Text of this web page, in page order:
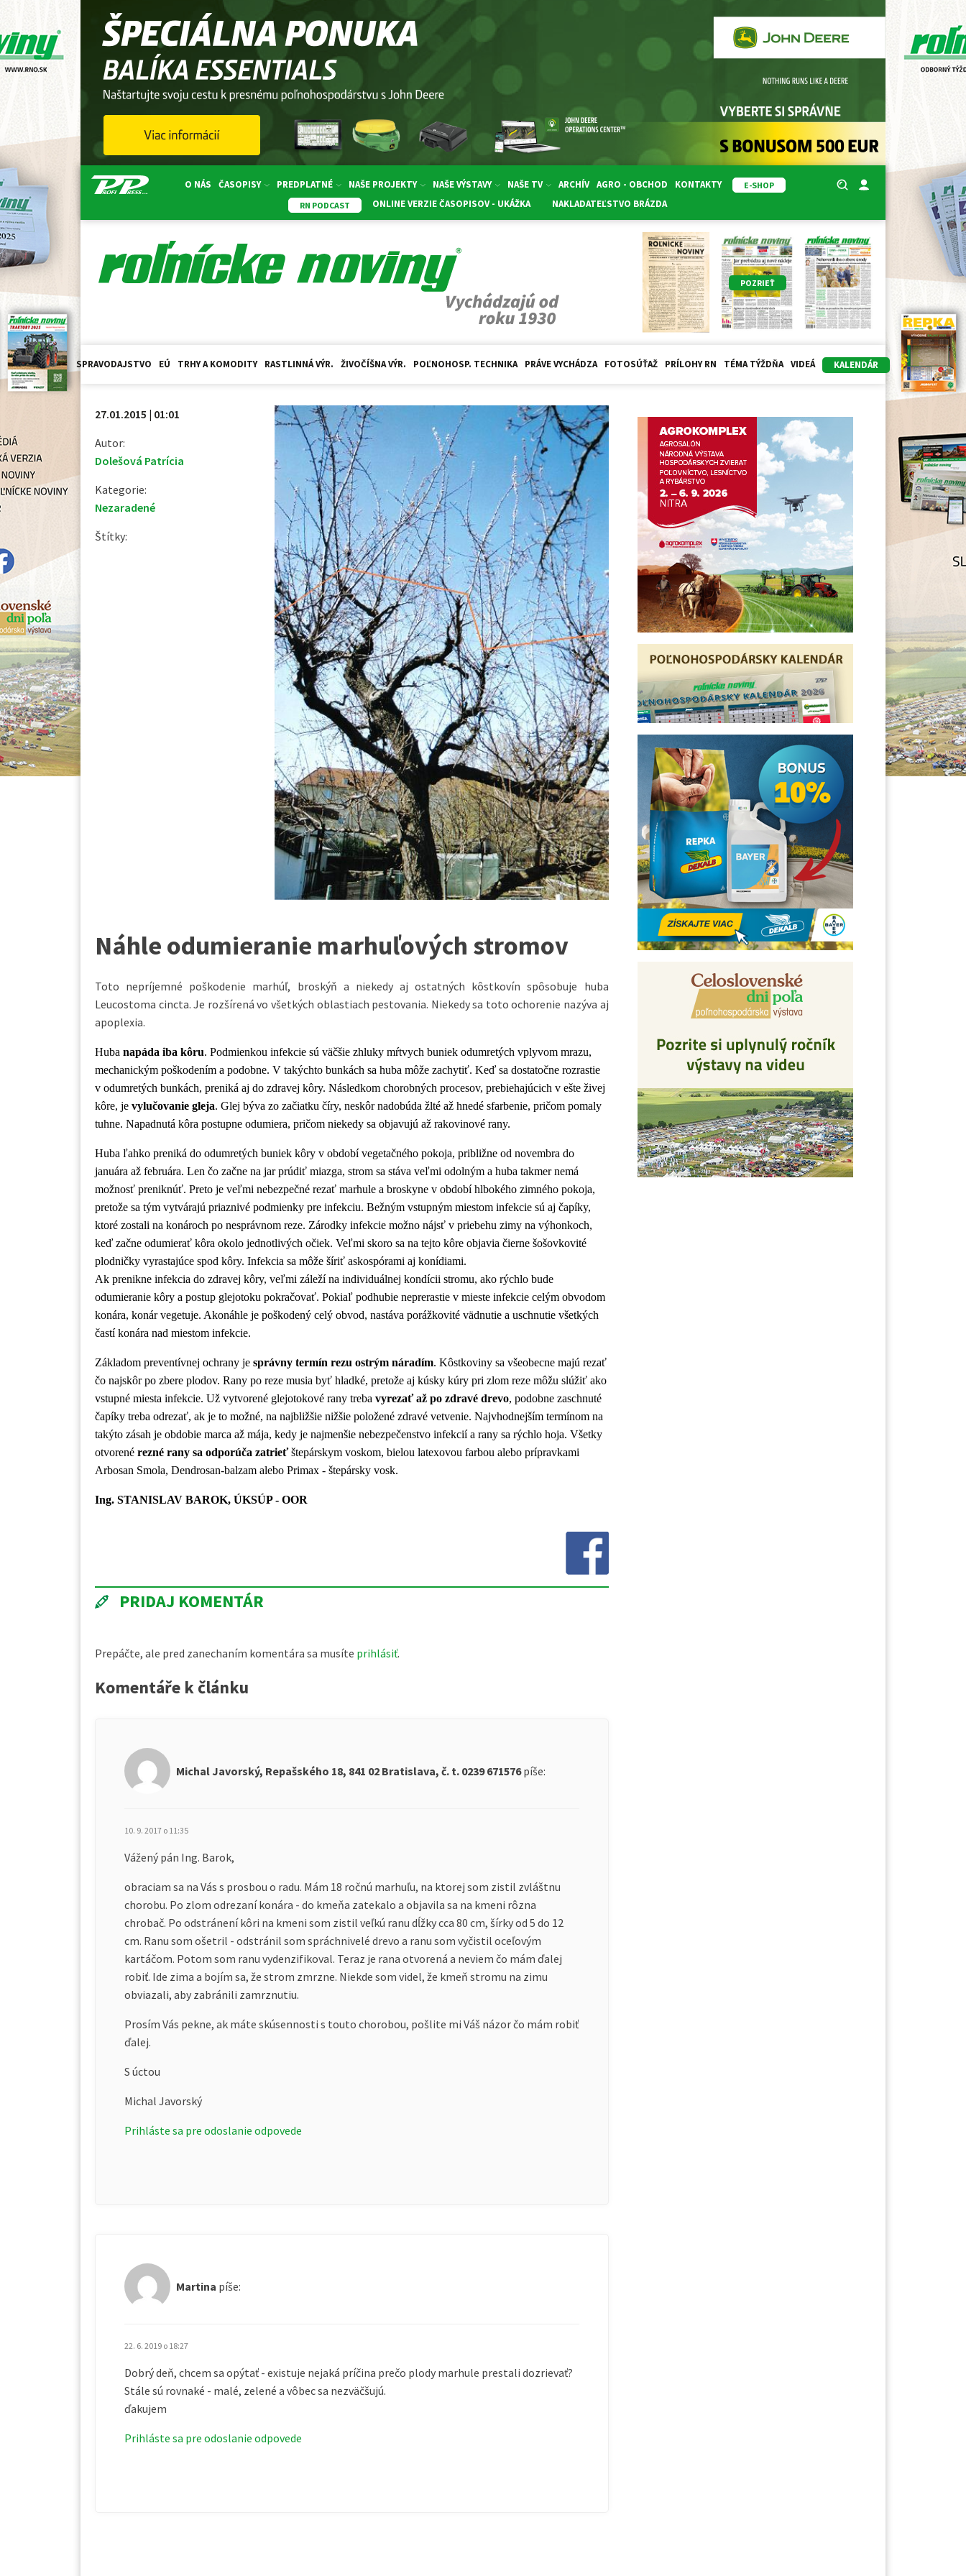
O NÁS ČASOPISY PREDPLATNÉ NAŠE PROJEKTY NAŠE VÝSTAVY NAŠE TV ARCHÍV AGRO - OBCHOD KONTAKTY
E-SHOP
RN PODCAST
ONLINE VERZIE ČASOPISOV - UKÁŽKA NAKLADATEĽSTVO BRÁZDA
POZRIEŤ
SPRAVODAJSTVO EÚ TRHY A KOMODITY RASTLINNÁ VÝR. ŽIVOČÍŠNA VÝR. POĽNOHOSP. TECHNIKA PRÁVE VYCHÁDZA FOTOSÚŤAŽ PRÍLOHY RN TÉMA TÝŽDŇA VIDEÁ KALENDÁR
27.01.2015 | 01:01
Autor:
Dolešová Patrícia
Kategorie:
Nezaradené
Štítky:
Náhle odumieranie marhuľových stromov
Toto nepríjemné poškodenie marhúľ, broskýň a niekedy aj ostatných kôstkovín spôsobuje huba
Leucostoma cincta. Je rozšírená vo všetkých oblastiach pestovania. Niekedy sa toto ochorenie nazýva aj
apoplexia.
Huba napáda iba kôru. Podmienkou infekcie sú väčšie zhluky mŕtvych buniek odumretých vplyvom mrazu,
mechanickým poškodením a podobne. V takýchto bunkách sa huba môže zachytiť. Keď sa dostatočne rozrastie
v odumretých bunkách, preniká aj do zdravej kôry. Následkom chorobných procesov, prebiehajúcich v ešte živej
kôre, je vylučovanie gleja. Glej býva zo začiatku číry, neskôr nadobúda žlté až hnedé sfarbenie, pričom pomaly
tuhne. Napadnutá kôra postupne odumiera, pričom niekedy sa objavujú až rakovinové rany.
Huba ľahko preniká do odumretých buniek kôry v období vegetačného pokoja, približne od novembra do
januára až februára. Len čo začne na jar prúdiť miazga, strom sa stáva veľmi odolným a huba takmer nemá
možnosť preniknúť. Preto je veľmi nebezpečné rezať marhule a broskyne v období hlbokého zimného pokoja,
pretože sa tým vytvárajú priaznivé podmienky pre infekciu. Bežným vstupným miestom infekcie sú aj čapíky,
ktoré zostali na konároch po nesprávnom reze. Zárodky infekcie možno nájsť v priebehu zimy na výhonkoch,
keď začne odumierať kôra okolo jednotlivých očiek. Veľmi skoro sa na tejto kôre objavia čierne šošovkovité
plodničky vyrastajúce spod kôry. Infekcia sa môže šíriť askospórami aj konídiami.
Ak prenikne infekcia do zdravej kôry, veľmi záleží na individuálnej kondícii stromu, ako rýchlo bude
odumieranie kôry a postup glejotoku pokračovať. Pokiaľ podhubie neprerastie v mieste infekcie celým obvodom
konára, konár vegetuje. Akonáhle je poškodený celý obvod, nastáva porážkovité vädnutie a uschnutie všetkých
častí konára nad miestom infekcie.
Základom preventívnej ochrany je správny termín rezu ostrým náradím. Kôstkoviny sa všeobecne majú rezať
čo najskôr po zbere plodov. Rany po reze musia byť hladké, pretože aj kúsky kúry pri zlom reze môžu slúžiť ako
vstupné miesta infekcie. Už vytvorené glejotokové rany treba vyrezať až po zdravé drevo, podobne zaschnuté
čapíky treba odrezať, ak je to možné, na najbližšie nižšie položené zdravé vetvenie. Najvhodnejším termínom na
takýto zásah je obdobie marca až mája, kedy je najmenšie nebezpečenstvo infekcií a rany sa rýchlo hoja. Všetky
otvorené rezné rany sa odporúča zatrieťštepárskym voskom, bielou latexovou farbou alebo prípravkami
Arbosan Smola, Dendrosan-balzam alebo Primax - štepársky vosk.
Ing. STANISLAV BAROK, ÚKSÚP - OOR
PRIDAJ KOMENTÁR
Prepáčte, ale pred zanechaním komentára sa musíte prihlásiť.
Komentáře k článku
Michal Javorský, Repašského 18, 841 02 Bratislava, č. t. 0239 671576 píše:
10. 9. 2017 o 11:35
Vážený pán Ing. Barok,
obraciam sa na Vás s prosbou o radu. Mám 18 ročnú marhuľu, na ktorej som zistil zvláštnu
chorobu. Po zlom odrezaní konára - do kmeňa zatekalo a objavila sa na kmeni rôzna
chrobač. Po odstránení kôri na kmeni som zistil veľkú ranu dĺžky cca 80 cm, šírky od 5 do 12
cm. Ranu som ošetril - odstránil som spráchnivelé drevo a ranu som vyčistil oceľovým
kartáčom. Potom som ranu vydenzifikoval. Teraz je rana otvorená a neviem čo mám ďalej
robiť. Ide zima a bojím sa, že strom zmrzne. Niekde som videl, že kmeň stromu na zimu
obviazali, aby zabránili zamrznutiu.
Prosím Vás pekne, ak máte skúsennosti s touto chorobou, pošlite mi Váš názor čo mám robiť
ďalej.
S úctou
Michal Javorský
Prihláste sa pre odoslanie odpovede
Martina píše:
22. 6. 2019 o 18:27
Dobrý deň, chcem sa opýtať - existuje nejaká príčina prečo plody marhule prestali dozrievať?
Stále sú rovnaké - malé, zelené a vôbec sa nezväčšujú.
ďakujem
Prihláste sa pre odoslanie odpovede